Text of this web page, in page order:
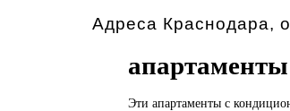
Адреса Краснодара,
апартаменты
Эти апартаменты с